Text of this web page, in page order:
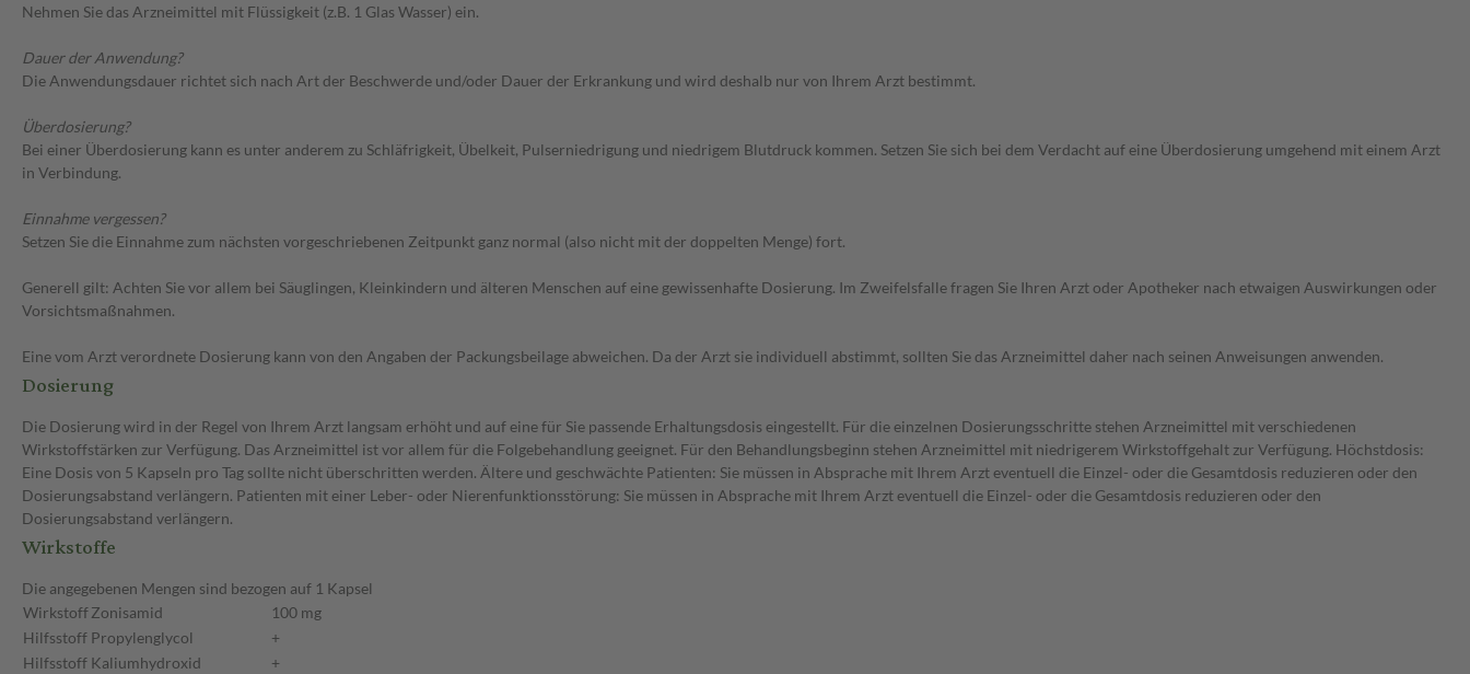
Nehmen Sie das Arzneimittel mit Flüssigkeit (z.B. 1 Glas Wasser) ein.
Dauer der Anwendung?
Die Anwendungsdauer richtet sich nach Art der Beschwerde und/oder Dauer der Erkrankung und wird deshalb nur von Ihrem Arzt bestimmt.
Überdosierung?
Bei einer Überdosierung kann es unter anderem zu Schläfrigkeit, Übelkeit, Pulserniedrigung und niedrigem Blutdruck kommen. Setzen Sie sich bei dem Verdacht auf eine Überdosierung umgehend mit einem Arzt
in Verbindung.
Einnahme vergessen?
Setzen Sie die Einnahme zum nächsten vorgeschriebenen Zeitpunkt ganz normal (also nicht mit der doppelten Menge) fort.
Generell gilt: Achten Sie vor allem bei Säuglingen, Kleinkindern und älteren Menschen auf eine gewissenhafte Dosierung. Im Zweifelsfalle fragen Sie Ihren Arzt oder Apotheker nach etwaigen Auswirkungen oder
Vorsichtsmaßnahmen.
Eine vom Arzt verordnete Dosierung kann von den Angaben der Packungsbeilage abweichen. Da der Arzt sie individuell abstimmt, sollten Sie das Arzneimittel daher nach seinen Anweisungen anwenden.
Dosierung
Die Dosierung wird in der Regel von Ihrem Arzt langsam erhöht und auf eine für Sie passende Erhaltungsdosis eingestellt. Für die einzelnen Dosierungsschritte stehen Arzneimittel mit verschiedenen
Wirkstoffstärken zur Verfügung. Das Arzneimittel ist vor allem für die Folgebehandlung geeignet. Für den Behandlungsbeginn stehen Arzneimittel mit niedrigerem Wirkstoffgehalt zur Verfügung. Höchstdosis:
Eine Dosis von 5 Kapseln pro Tag sollte nicht überschritten werden. Ältere und geschwächte Patienten: Sie müssen in Absprache mit Ihrem Arzt eventuell die Einzel- oder die Gesamtdosis reduzieren oder den
Dosierungsabstand verlängern. Patienten mit einer Leber- oder Nierenfunktionsstörung: Sie müssen in Absprache mit Ihrem Arzt eventuell die Einzel- oder die Gesamtdosis reduzieren oder den
Dosierungsabstand verlängern.
Wirkstoffe
Die angegebenen Mengen sind bezogen auf 1 Kapsel
WirkstoffZonisamid
100 mg
Hilfsstoff Propylenglycol
+
Hilfsstoff Kaliumhydroxid
+